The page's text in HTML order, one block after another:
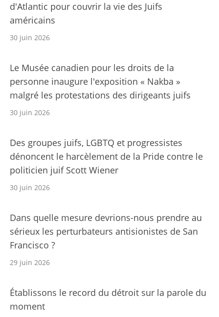
d'Atlantic pour couvrir la vie des Juifs
américains
30 juin 2026
Le Musée canadien pour les droits de la
personne inaugure l'exposition « Nakba »
malgré les protestations des dirigeants juifs
30 juin 2026
Des groupes juifs, LGBTQ et progressistes
dénoncent le harcèlement de la Pride contre le
politicien juif Scott Wiener
30 juin 2026
Dans quelle mesure devrions-nous prendre au
sérieux les perturbateurs antisionistes de San
Francisco ?
29 juin 2026
Établissons le record du détroit sur la parole du
moment